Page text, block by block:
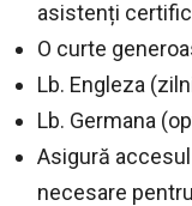
asistenți
O curte
Lb. Engleza
Lb. Germana
Asigură
necesare